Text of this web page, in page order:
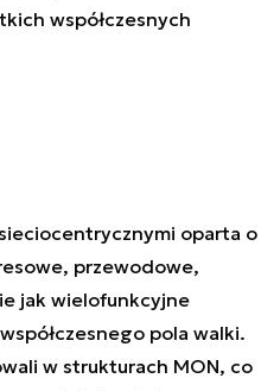
współczesnych
oparta o
przewodowe,
jak wielofunkcyjne
pola walki.
w strukturach MON, co